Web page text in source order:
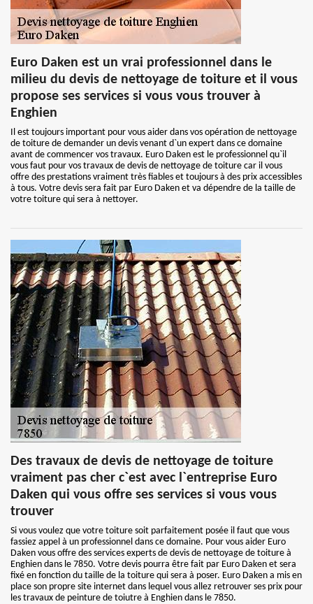
Euro Daken est un vrai professionnel dans le
milieu du devis de nettoyage de toiture et il vous
propose ses services si vous vous trouver à
Enghien
Il est toujours important pour vous aider dans vos opération de nettoyage
de toiture de demander un devis venant d`un expert dans ce domaine
avant de commencer vos travaux. Euro Daken est le professionnel qu`il
vous faut pour vos travaux de devis de nettoyage de toiture car il vous
offre des prestations vraiment très fiables et toujours à des prix accessibles
à tous. Votre devis sera fait par Euro Daken et va dépendre de la taille de
votre toiture qui sera à nettoyer.
Des travaux de devis de nettoyage de toiture
vraiment pas cher c`est avec l`entreprise Euro
Daken qui vous offre ses services si vous vous
trouver
Si vous voulez que votre toiture soit parfaitement posée il faut que vous
fassiez appel à un professionnel dans ce domaine. Pour vous aider Euro
Daken vous offre des services experts de devis de nettoyage de toiture à
Enghien dans le 7850. Votre devis pourra être fait par Euro Daken et sera
fixé en fonction du taille de la toiture qui sera à poser. Euro Daken a mis en
place son propre site internet dans lequel vous allez retrouver ses prix pour
les travaux de peinture de toiutre à Enghien dans le 7850.